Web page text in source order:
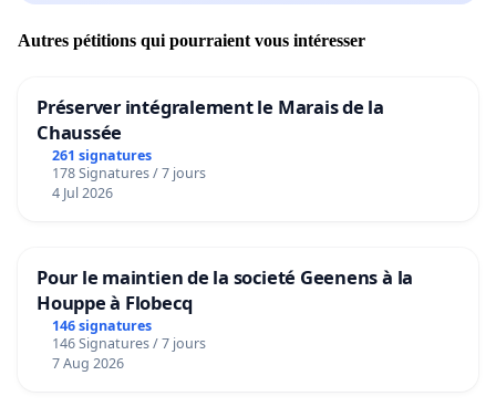
Autres pétitions qui pourraient vous intéresser
Préserver intégralement le Marais de la
Chaussée
261 signatures
178 Signatures / 7 jours
4 Jul 2026
Pour le maintien de la societé Geenens à la
Houppe à Flobecq
146 signatures
146 Signatures / 7 jours
7 Aug 2026